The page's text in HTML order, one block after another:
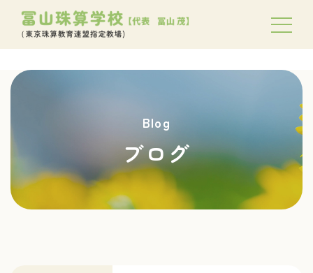
Blog
ブログ